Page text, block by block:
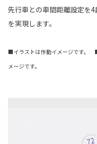
先行車との車間距離設定を
を実現します。
■イラストは作動イメージです。
メージです。